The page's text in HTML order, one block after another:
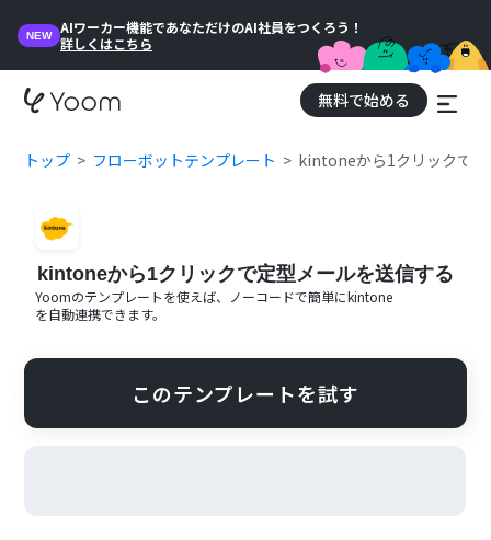
NEW
AIワーカー機能であなただけのAI社員をつくろう！
詳しくはこちら
無料で始める
トップ フローボットテンプレート kintoneから1クリックで定
kintoneから1クリックで定型メールを送信する
Yoomのテンプレートを使えば、ノーコードで簡単にkintone
を自動連携できます。
このテンプレートを試す